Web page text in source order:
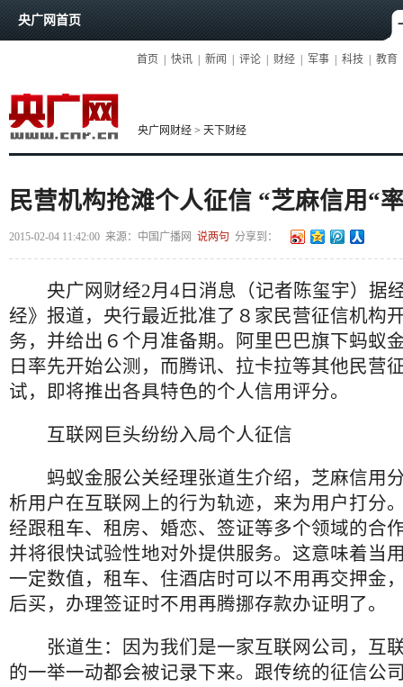
央广网首页
首页 快讯 新闻 评论 财经 军事 科技 教育
央广网财经 > 天下财经
民营机构抢滩个人征信 “芝麻信用“
2015-02-04 11:42:00 来源： 中国广播网 说两句 分享到：
央广网财经2月4日消息（记者陈玺宇）据
经》报道，央行最近批准了８家民营征信机构
务，并给出６个月准备期。阿里巴巴旗下蚂蚁
日率先开始公测，而腾讯、拉卡拉等其他民营
试，即将推出各具特色的个人信用评分。
互联网巨头纷纷入局个人征信
蚂蚁金服公关经理张道生介绍，芝麻信用
析用户在互联网上的行为轨迹，来为用户打分
经跟租车、租房、婚恋、签证等多个领域的合
并将很快试验性地对外提供服务。这意味着当
一定数值，租车、住酒店时可以不用再交押金
后买，办理签证时不用再腾挪存款办证明了。
张道生：因为我们是一家互联网公司，互
的一举一动都会被记录下来。跟传统的征信公